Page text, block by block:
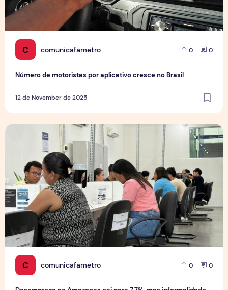
C comunicafametro 0 0
Número de motoristas por aplicativo cresce no Brasil
12 de November de 2025
C comunicafametro 0 0
Desemprego no Amazonas cai para 7,7%, mas